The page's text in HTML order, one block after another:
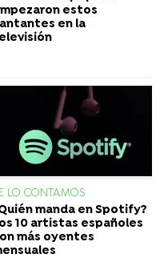
estos
en la
LO CONTAMOS
manda en Spotify?
10 artistas españoles
más oyentes